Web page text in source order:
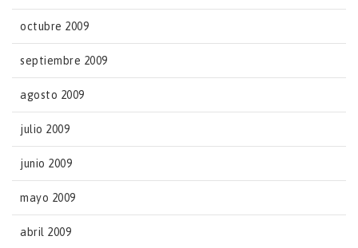
octubre 2009
septiembre 2009
agosto 2009
julio 2009
junio 2009
mayo 2009
abril 2009